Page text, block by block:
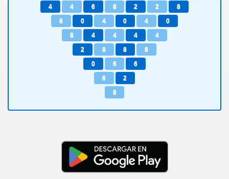
4
4 6 8 2 2
8
8
0 4 0 4
0
8
4 4 4
4
2
8 8
8
0
6
6
6
2
8